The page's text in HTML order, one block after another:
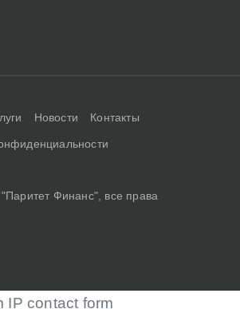
Новости Контакты
Финанс", все права
IP contact form